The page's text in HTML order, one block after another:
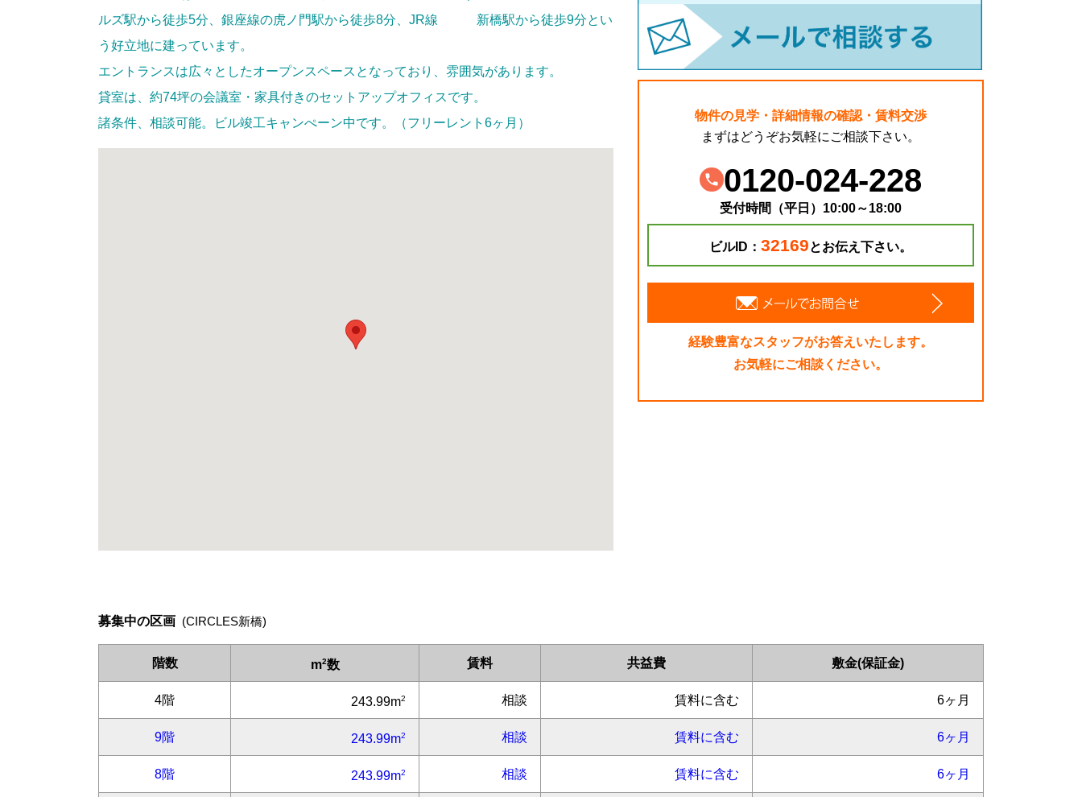
ルズ駅から徒歩5分、銀座線の虎ノ門駅から徒歩8分、JR線 新橋駅から徒歩9分とい
う好立地に建っています。
エントランスは広々としたオープンスペースとなっており、雰囲気があります。
貸室は、約74坪の会議室・家具付きのセットアップオフィスです。
諸条件、相談可能。ビル竣工キャンぺーン中です。（フリーレント6ヶ月）
物件の見学・詳細情報の確認・賃料交渉
まずはどうぞお気軽にご相談下さい。
0120-024-228
受付時間（平日）10:00～18:00
ビルID： 32169とお伝え下さい。
経験豊富なスタッフがお答えいたします。
お気軽にご相談ください。
募集中の区画 (CIRCLES新橋)